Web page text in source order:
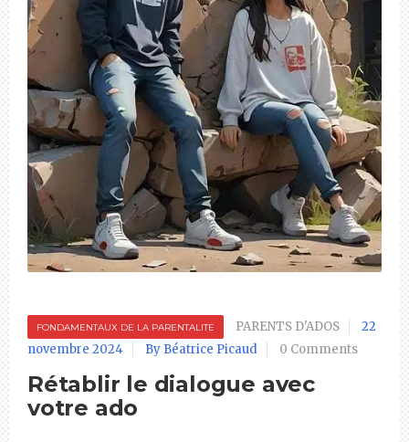
FONDAMENTAUX DE LA PARENTALITE PARENTS D'ADOS
22
novembre 2024
By Béatrice Picaud 0 Comments
Rétablir le dialogue avec
votre ado